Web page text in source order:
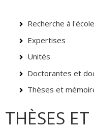
Recherche à l'école
Expertises
Unités
Doctorantes et
Thèses et
THÈSES